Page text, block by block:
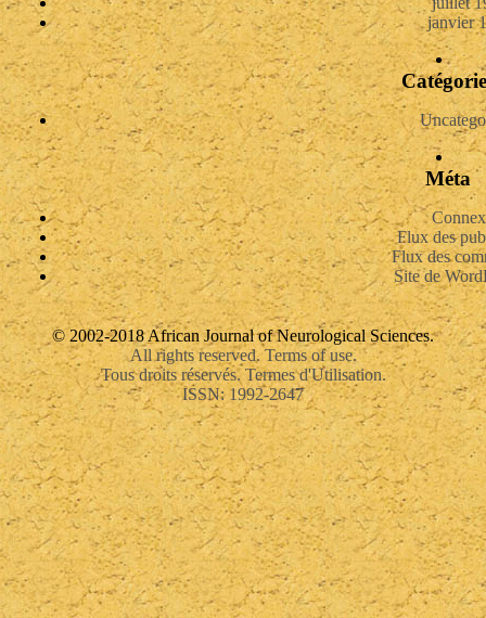
janvier
Méta
Flux des
Flux des
Site de
© 2002-2018 African Journal of Neurological Sciences.
All rights reserved. Terms of use.
Tous droits réservés. Termes d'Utilisation.
ISSN: 1992-2647